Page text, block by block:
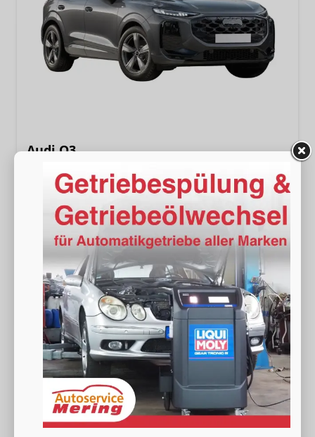
Audi Q3
unverbindliche Lieferzeit:15.03.2027 Neuwagen
19538 Getriebe Automatik
Diesel Außenfarbe
[6Y6Y] Daytonagrau Perleffekt
142 kW (193 PS) Kilometerstand 20 km
52.490,– €
incl. 19% MwSt.
Wir rufen Sie anFahrzeugexposé (PDF)
Fahrzeug parken
Verbrauch kombiniert:6,80 l/100km
2-Klasse: G
2-Emissionen:178,00 g/km